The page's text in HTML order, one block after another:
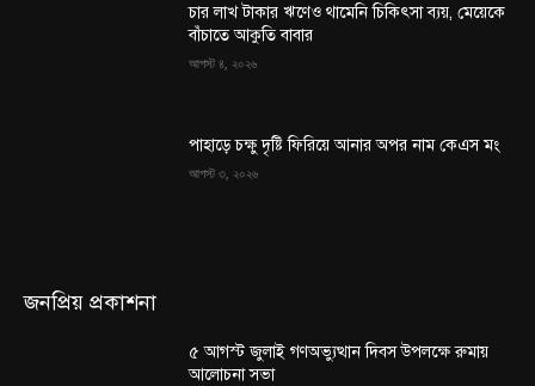
চার লাখ টাকার ঋণেও থামেনি চিকিৎসা ব্যয়, মেয়েকে
বাঁচাতে আকুতি বাবার
আগস্ট ৪, ২০২৬
পাহাড়ে চক্ষু দৃষ্টি ফিরিয়ে আনার অপর নাম কেএস মং
আগস্ট ৩, ২০২৬
জনপ্রিয় প্রকাশনা
৫ আগস্ট জুলাই গণঅভ্যুত্থান দিবস উপলক্ষে রুমায়
আলোচনা সভা